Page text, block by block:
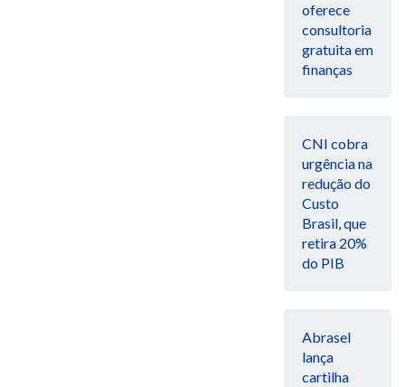
oferece
consultoria
gratuita em
finanças
CNI cobra
urgência na
redução do
Custo
Brasil, que
retira 20%
do PIB
Abrasel
lança
cartilha